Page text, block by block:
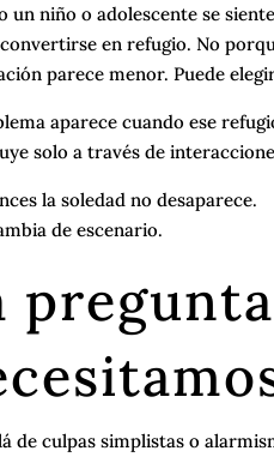
un niño o adolescente se
en refugio. No
parece menor. Puede
aparece cuando ese
solo a través de
la soledad no desaparece.
de escenario.
de culpas simplistas o